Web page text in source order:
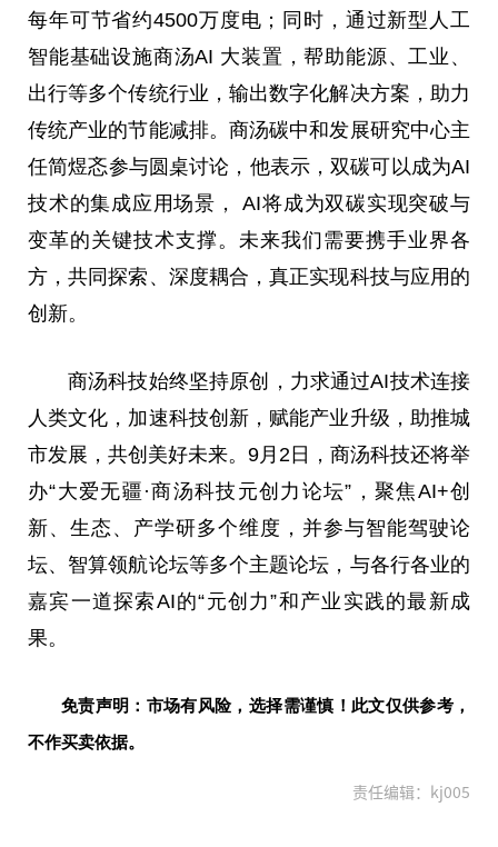
每年可节省约4500万度电；同时，通过新型人工
智能基础设施商汤AI 大装置，帮助能源、工业、
出行等多个传统行业，输出数字化解决方案，助力
传统产业的节能减排。商汤碳中和发展研究中心主
任简煜忞参与圆桌讨论，他表示，双碳可以成为AI
技术的集成应用场景， AI将成为双碳实现突破与
变革的关键技术支撑。未来我们需要携手业界各
方，共同探索、深度耦合，真正实现科技与应用的
创新。
商汤科技始终坚持原创，力求通过AI技术连接
人类文化，加速科技创新，赋能产业升级，助推城
市发展，共创美好未来。9月2日，商汤科技还将举
办“大爱无疆·商汤科技元创力论坛”，聚焦AI+创
新、生态、产学研多个维度，并参与智能驾驶论
坛、智算领航论坛等多个主题论坛，与各行各业的
嘉宾一道探索AI的“元创力”和产业实践的最新成
果。
免责声明：市场有风险，选择需谨慎！此文仅供参考，
不作买卖依据。
责任编辑：kj005